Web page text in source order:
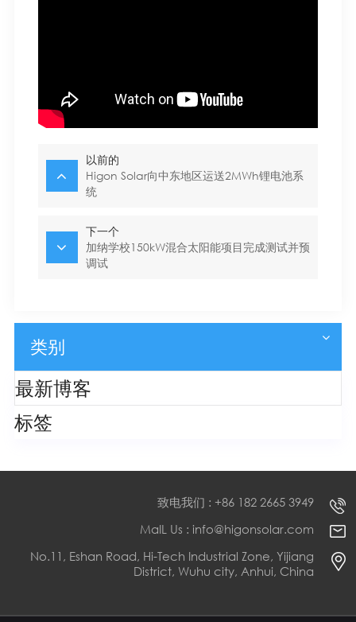
以前的
Higon Solar向中东地区运送2MWh锂电池系
统
下一个
加纳学校150kW混合太阳能项目完成测试并预
调试
类别
最新博客
标签
致电我们 : +86 182 2665 3949
MaIL Us : info@higonsolar.com
No.11, Eshan Road, Hi-Tech Industrial Zone, Yijiang
District, Wuhu city, Anhui, China